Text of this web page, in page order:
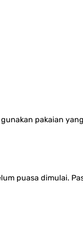
pakaian
puasa dimulai.